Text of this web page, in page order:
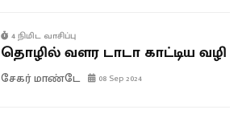
4 நிமிட வாசிப்பு
தொழில் வளர டாடா காட்டிய வழி
சேகர் மாண்டே 08 Sep 2024